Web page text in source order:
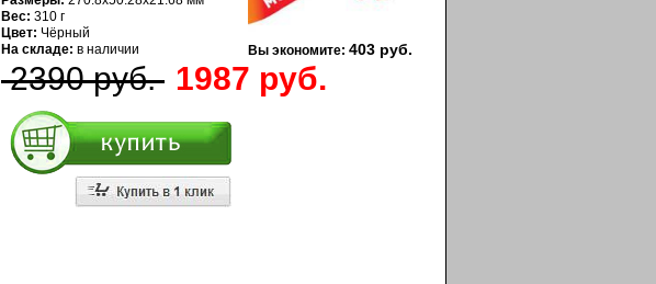
Вес: 310 г
Цвет: Чёрный
На складе: в наличии
2390 руб. 1987 руб.
Вы экономите: 403 руб.